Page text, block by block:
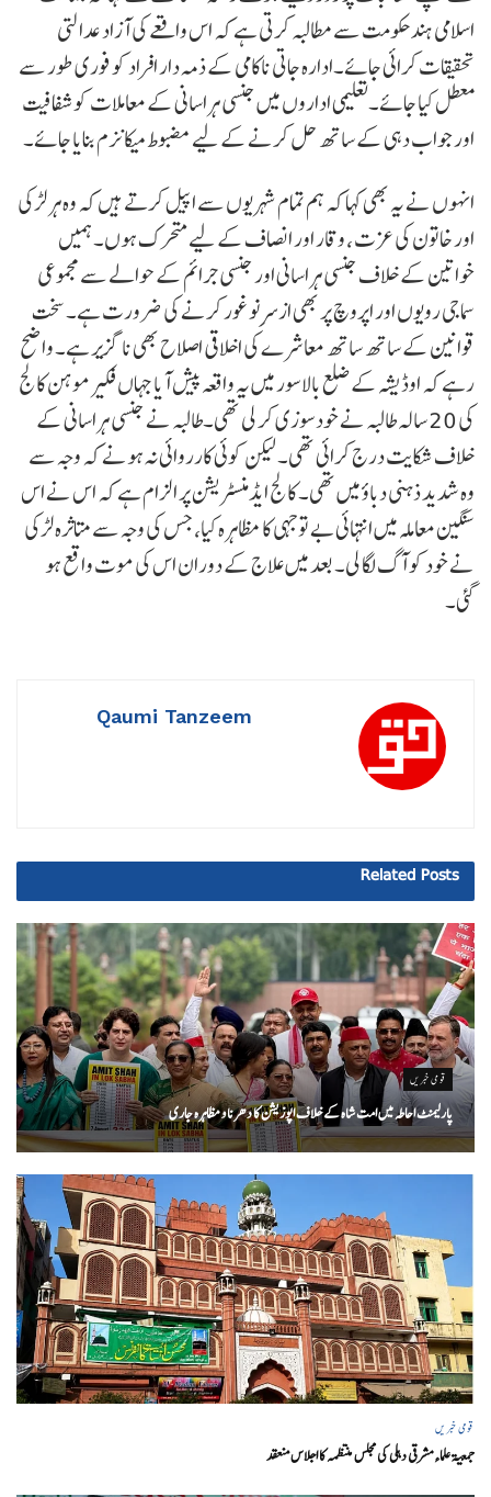
اسلامی ہند حکومت سے مطالبہ کرتی ہے کہ اس واقعے کی آزاد عدالتی
تحقیقات کرائی جائے۔ادارہ جاتی ناکامی کے ذمہ دار افراد کو فوری طور سے
معطل کیا جائے۔تعلیمی اداروں میں جنسی ہراسانی کے معاملات کو شفافیت
اور جواب دہی کے ساتھ حل کرنے کے لیے مضبوط میکانزم بنایا جائے۔
انہوں نے یہ بھی کہا کہ ہم تمام شہریوں سے اپیل کرتے ہیں کہ وہ ہر لڑکی
اور خاتون کی عزت ، وقار اور انصاف کے لیے متحرک ہوں۔ ہمیں
خواتین کے خلاف جنسی ہراسانی اور جنسی جرائم کے حوالے سے مجموعی
سماجی رویوں اور اپروچ پر بھی ازسرِنو غور کرنے کی ضرورت ہے۔ سخت
قوانین کے ساتھ ساتھ معاشرے کی اخلاقی اصلاح بھی ناگزیر ہے۔ واضح
رہے کہ اوڈیشہ کے ضلع بالاسور میں یہ واقعہ پیش آیا جہاں فکیر موہن کالج
کی 20 سالہ طالبہ نے خودسوزی کر لی تھی۔طالبہ نے جنسی ہراسانی کے
خلاف شکایت درج کرائی تھی۔ لیکن کوئی کارروائی نہ ہونے کہ وجہ سے
وہ شدید ذہنی دباؤ میں تھی۔ کالج ایڈمنسٹریشن پر الزام ہے کہ اس نے اس
سنگین معاملہ میں انتہائی بے توجہی کا مظاہرہ کیا، جس کی وجہ سے متاثرہ لڑکی
نے خود کو آگ لگا لی۔ بعد میں علاج کے دوران اس کی موت واقع ہو
گئی۔
Qaumi Tanzeem
Related Posts
قومی خبریں
پارلیمنٹ احاطہ میں امت شاہ کے خلاف اپوزیشن کا دھرنا و مظاہرہ جاری
قومی خبریں
جمعیۃ علماء مشرقی دہلی کی مجلس منتظمہ کا اجلاس منعقد